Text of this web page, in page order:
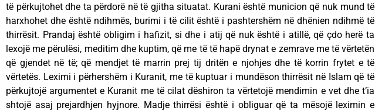
të përkujtohet dhe ta përdorë në të gjitha situatat. Kurani është municion që nuk mund të
harxhohet dhe është ndihmës, burimi i të cilit është i pashtershëm në dhënien ndihmë të
thirrësit. Prandaj është obligim i hafizit, si dhe i atij që nuk është i atillë, që çdo herë ta
lexojë me përulësi, meditim dhe kuptim, që me të të hapë drynat e zemrave me të vërtetën
që gjendet në të; që mendjet të marrin prej tij dritën e njohjes dhe të korrin frytet e të
vërtetës. Leximi i përhershëm i Kuranit, me të kuptuar i mundëson thirrësit në Islam që të
përkujtojë argumentet e Kuranit me të cilat dëshiron ta vërtetojë mendimin e vet dhe t’ia
shtojë asaj prejardhjen hyjnore. Madje thirrësi është i obliguar që ta mësojë leximin e